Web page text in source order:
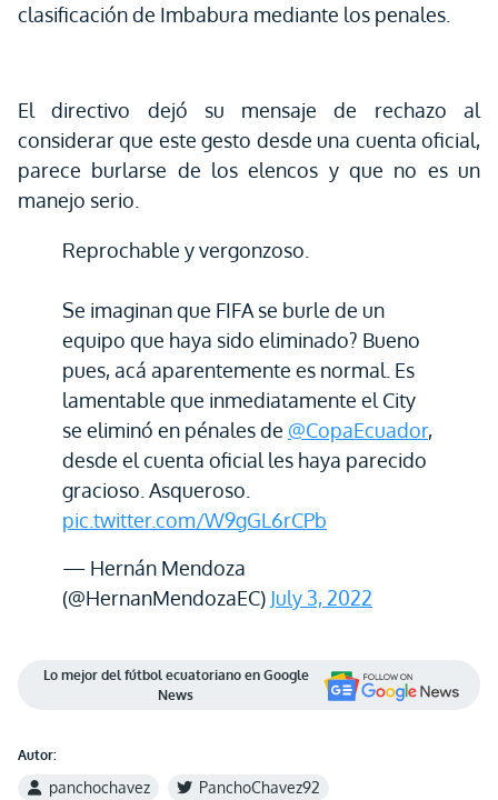
clasificación de Imbabura mediante los penales.
El directivo dejó su mensaje de rechazo al
considerar que este gesto desde una cuenta oficial,
parece burlarse de los elencos y que no es un
manejo serio.
Reprochable y vergonzoso.
Se imaginan que FIFA se burle de un
equipo que haya sido eliminado? Bueno
pues, acá aparentemente es normal. Es
lamentable que inmediatamente el City
se eliminó en pénales de @CopaEcuador,
desde el cuenta oficial les haya parecido
gracioso. Asqueroso.
pic.twitter.com/W9gGL6rCPb
— Hernán Mendoza
(@HernanMendozaEC) July 3, 2022
Lo mejor del fútbol ecuatoriano en Google
News
Autor:
panchochavez PanchoChavez92